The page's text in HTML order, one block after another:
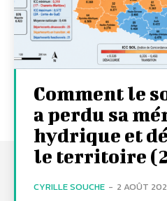
Comment le
a perdu sa
hydrique et
le territoire
CYRILLE SOUCHE - 2 AOÛT